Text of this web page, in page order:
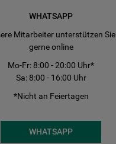
WHATSAPP
Mitarbeiter unterstützen Sie
gerne online
Mo-Fr: 8:00 - 20:00 Uhr*
Sa: 8:00 - 16:00 Uhr
*Nicht an Feiertagen
WHATSAPP